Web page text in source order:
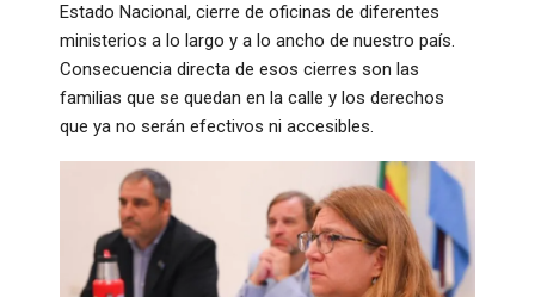
Estado Nacional, cierre de oficinas de diferentes
ministerios a lo largo y a lo ancho de nuestro país.
Consecuencia directa de esos cierres son las
familias que se quedan en la calle y los derechos
que ya no serán efectivos ni accesibles.